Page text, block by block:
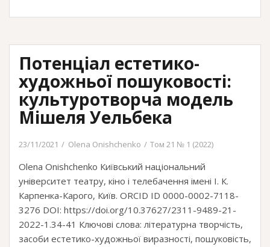
мистецтва
метамодернізму:
особливості
трансформаційних
процесів
Потенціал естетико-
художньої пошуковості:
культуротворча модель
Мішеля Уельбека
23/11/2021 Olena Onishchenko Том 21 № 1 (2022)
Olena Onishchenko Київський національний
університет театру, кіно і телебачення імені І. К.
Карпенка-Карого, Київ. ORCID ID 0000-0002-7118-
3276 DOI: https://doi.org/10.37627/2311-9489-21-
2022-1.34-41 Ключові слова: літературна творчість,
засоби естетико-художньої виразності, пошуковість,